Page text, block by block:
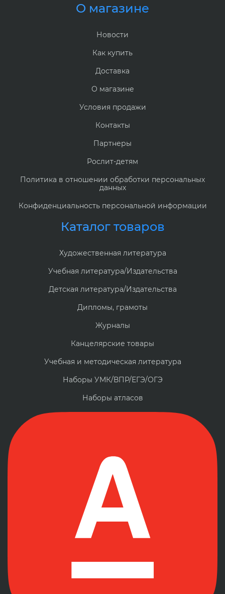
О магазине
Новости
Как купить
Доставка
О магазине
Условия продажи
Контакты
Партнеры
Рослит-детям
Политика в отношении обработки персональных
данных
Конфиденциальность персональной информации
Каталог товаров
Художественная литература
Учебная литература/Издательства
Детская литература/Издательства
Дипломы, грамоты
Журналы
Канцелярские товары
Учебная и методическая литература
Наборы УМК/ВПР/ЕГЭ/ОГЭ
Наборы атласов